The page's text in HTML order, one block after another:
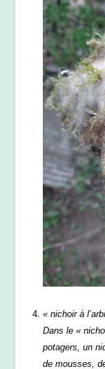
« nichoir à
Dans le «
potagers, un
de mousses,